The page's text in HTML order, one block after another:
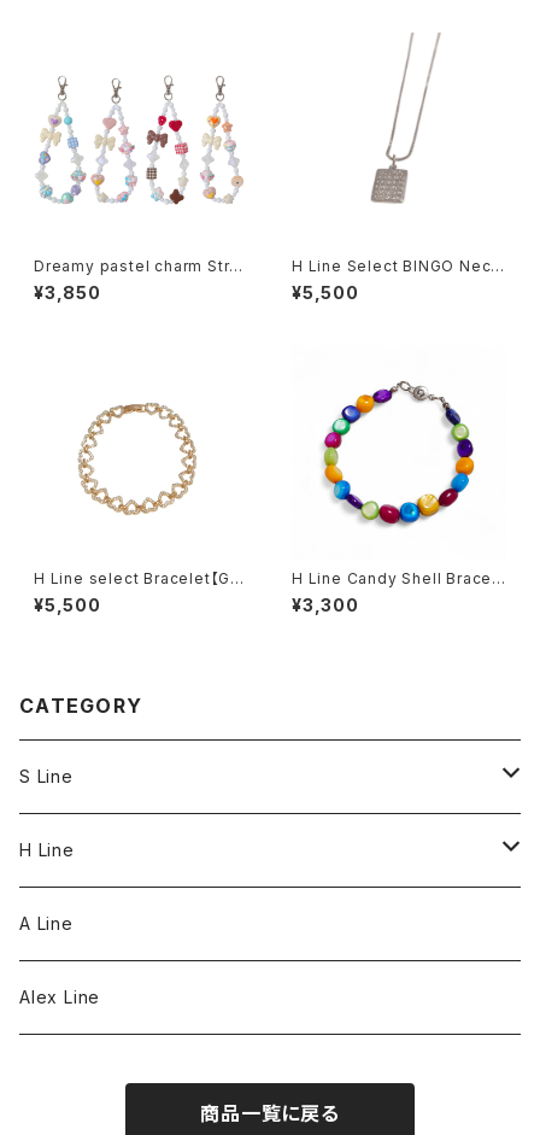
Dreamy pastel charm Stra
p
¥3,850
H Line Select BINGO Neckl
ace
¥5,500
H Line select Bracelet【Gol
d Heart】
¥5,500
H Line Candy Shell Bracel
et
¥3,300
CATEGORY
S Line
S Line Ring & Earrings
H Line
Necklace
Bracelet
A Line
Alex Line
商品一覧に戻る